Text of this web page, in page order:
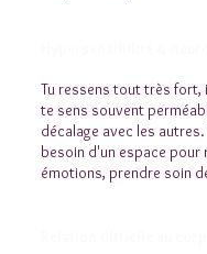
Tu ressens tout très fort,
te sens souvent
décalage avec les
besoin d'un espace pour
émotions, prendre soin